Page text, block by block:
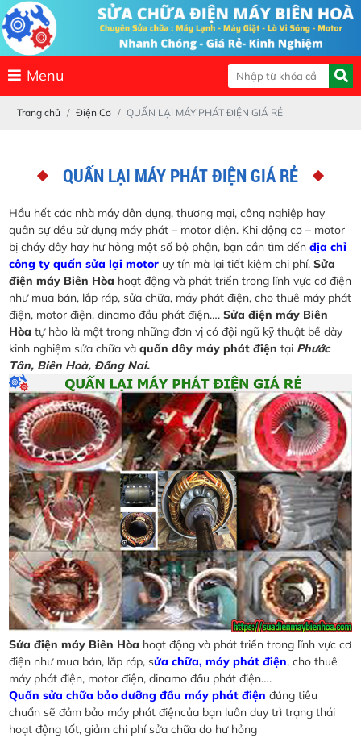
Menu
Trang chủ Điện Cơ QUẤN LẠI MÁY PHÁT ĐIỆN GIÁ RẺ
QUẤN LẠI MÁY PHÁT ĐIỆN GIÁ RẺ
Hầu hết các nhà máy dân dụng, thương mại, công nghiệp hay
quân sự đều sử dụng máy phát – motor điện. Khi động cơ – motor
bị cháy dây hay hư hỏng một số bộ phận, bạn cần tìm đếnđịa chỉ
công ty quấn sửa lại motor uy tín mà lại tiết kiệm chi phí.Sửa
điện máy Biên Hòa hoạt động và phát triển trong lĩnh vực cơ điện
như mua bán, lắp ráp, sửa chữa, máy phát điện, cho thuê máy phát
điện, motor điện, dinamo đầu phát điện….Sửa điện máy Biên
Hòa tự hào là một trong những đơn vị có đội ngũ kỹ thuật bề dày
kinh nghiệm sửa chữa vàquấn dây máy phát điện tại Phước
Tân, Biên Hoà, Đồng Nai.
Sửa điện máy Biên Hòa hoạt động và phát triển trong lĩnh vực cơ
điện như mua bán, lắp ráp, sửa chữa, máy phát điện, cho thuê
máy phát điện, motor điện, dinamo đầu phát điện….
Quấn sửa chữa bảo dưỡng đầu máy phát điện đúng tiêu
chuẩn sẽ đảm bảo máy phát điệncủa bạn luôn duy trì trạng thái
hoạt động tốt, giảm chi phí sửa chữa do hư hỏng